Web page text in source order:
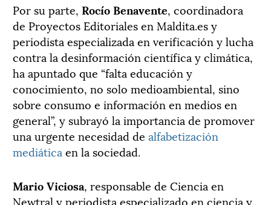
Por su parte, Rocío Benavente, coordinadora
de Proyectos Editoriales en Maldita.es y
periodista especializada en verificación y lucha
contra la desinformación científica y climática,
ha apuntado que “falta educación y
conocimiento, no solo medioambiental, sino
sobre consumo e información en medios en
general”, y subrayó la importancia de promover
una urgente necesidad de alfabetización
mediática en la sociedad.
Mario Viciosa, responsable de Ciencia en
Newtral y periodista especializado en ciencia y